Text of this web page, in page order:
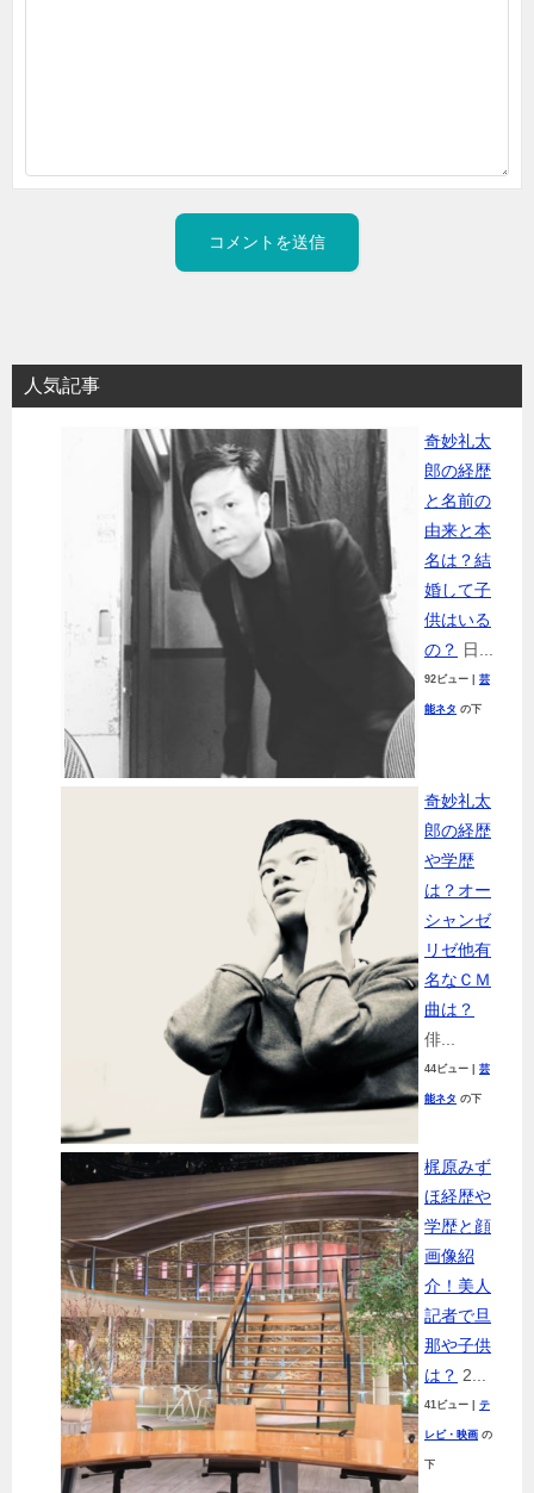
人気記事
奇妙礼太
郎の経歴
と名前の
由来と本
名は？結
婚して子
供はいる
の？ 日...
92ビュー 芸
能ネタ の下
奇妙礼太
郎の経歴
や学歴
は？オー
シャンゼ
リゼ他有
名なＣＭ
曲は？
俳...
44ビュー 芸
能ネタ の下
梶原みず
ほ経歴や
学歴と顔
画像紹
介！美人
記者で旦
那や子供
は？ 2...
41ビュー テ
レビ・映画 の
下